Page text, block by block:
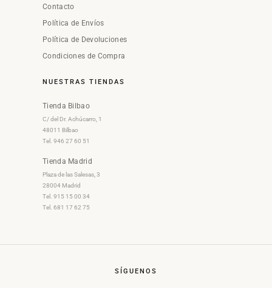
Contacto
Política de Envíos
Política de Devoluciones
Condiciones de Compra
NUESTRAS TIENDAS
Tienda Bilbao
C/ del Dr. Achúcarro, 1
48011 Bilbao
Tel. 946 27 60 51
Tienda Madrid
Plaza de las Salesas, 3
28004 Madrid
Tel. 915 15 00 34
Tel. 681 17 62 75
SÍGUENOS